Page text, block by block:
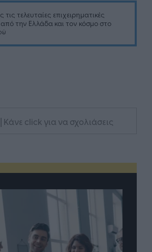
τις τελευταίες επιχειρηματικές
από την Ελλάδα και τον κόσμο στο
| Κάνε click για να σχολιάσεις